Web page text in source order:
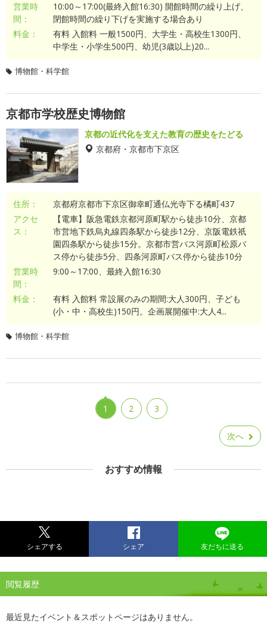
営業時
間：
10:00～17:00(最終入館16:30) 開館時間の繰り上げ、
閉館時間の繰り下げを実施する場合あり
料金：
有料 入館料 一般1500円、大学生・高校生1300円、
中学生・小学生500円、幼児(3歳以上)20...
博物館・科学館
京都市学校歴史博物館
京都の近代化を支えた教育の歴史をたどる
京都府・京都市下京区
住所：
京都府京都市下京区御幸町通仏光寺下る橘町437
アクセ
ス：
【電車】阪急電鉄京都河原町駅から徒歩10分、京都
市営地下鉄烏丸線四条駅から徒歩12分、京阪電鉄祇
園四条駅から徒歩15分。京都市営バス河原町松原バ
ス停から徒歩5分、四条河原町バス停から徒歩10分
営業時
間：
9:00～17:00、最終入館16:30
料金：
有料 入館料 常設展のみの期間:大人300円、子ども
(小・中・高校生)150円。企画展開催中:大人4...
博物館・科学館
1 2 3
次へ
おすすめ情報
シェアする シェア 友だちに送る
閲覧履歴
最近見たイベント＆スポットページはありません。